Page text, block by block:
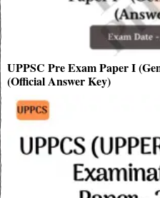
UPPSC Pre Exam Paper I
(Official Answer Key)